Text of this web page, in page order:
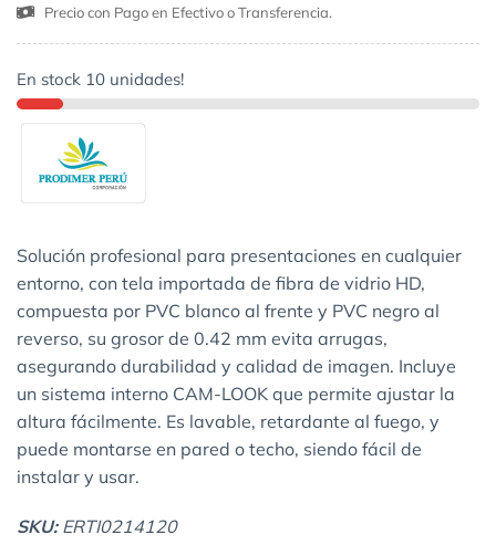
Precio con Pago en Efectivo o Transferencia.
En stock 10 unidades!
Solución profesional para presentaciones en cualquier
entorno, con tela importada de fibra de vidrio HD,
compuesta por PVC blanco al frente y PVC negro al
reverso, su grosor de 0.42 mm evita arrugas,
asegurando durabilidad y calidad de imagen. Incluye
un sistema interno CAM-LOOK que permite ajustar la
altura fácilmente. Es lavable, retardante al fuego, y
puede montarse en pared o techo, siendo fácil de
instalar y usar.
SKU: ERTI0214120